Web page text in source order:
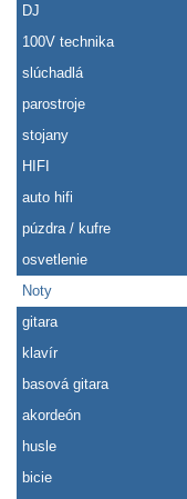
DJ
100V technika
slúchadlá
parostroje
stojany
HIFI
auto hifi
púzdra / kufre
osvetlenie
Noty
gitara
klavír
basová gitara
akordeón
husle
bicie